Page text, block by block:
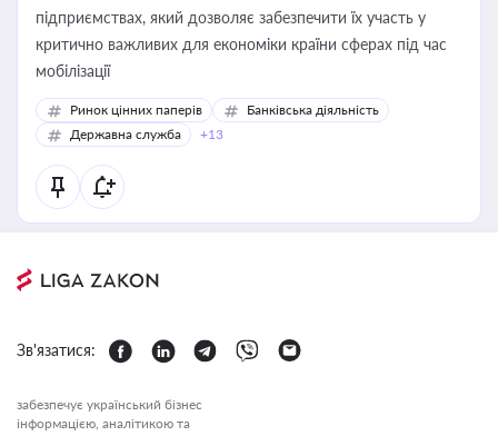
підприємствах, який дозволяє забезпечити їх участь у
критично важливих для економіки країни сферах під час
мобілізації
Ринок цінних паперів
Банківська діяльність
Державна служба
+13
Зв'язатися:
забезпечує український бізнес
інформацією, аналітикою та